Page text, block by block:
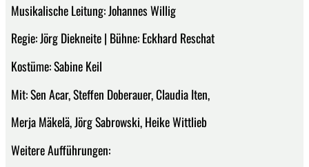
Musikalische Leitung: Johannes Willig
Regie: Jörg Diekneite | Bühne: Eckhard Reschat
Kostüme: Sabine Keil
Mit: Sen Acar, Steffen Doberauer, Claudia Iten,
Merja Mäkelä, Jörg Sabrowski, Heike Wittlieb
Weitere Aufführungen: